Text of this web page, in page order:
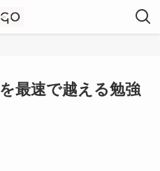
最速で越える勉強